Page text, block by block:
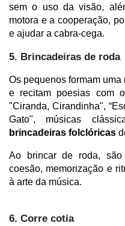
sem o uso da visão,
motora e a cooperação,
e ajudar a cabra-cega.
5. Brincadeiras de roda
Os pequenos formam
e recitam poesias com
"Ciranda, Cirandinha",
brincadeiras folclóricas
Ao brincar de roda,
coesão, memorização e
à arte da música.
6. Corre cotia